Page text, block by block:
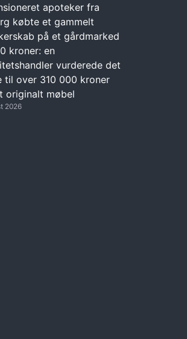
apoteker fra
købte et gammelt
på et gårdmarked
kroner: en
vurderede det
til over 310 000 kroner
originalt møbel
2026